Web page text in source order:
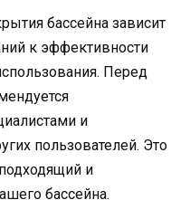
бассейна зависит
к эффективности
Перед
и
пользователей. Это
и
бассейна.